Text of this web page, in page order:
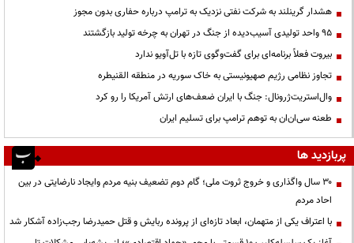
هشدار گرینلند به شرکت نفتی نزدیک به ترامپ درباره حفاری بدون مجوز
95 واحد تولیدی آسیب‌دیده از جنگ در تهران به چرخه تولید بازگشتند
بیروت فعلاً برنامه‌ای برای گفت‌وگوی تازه با تل‌آویو ندارد
تجاوز نظامی رژیم صهیونیستی به خاک سوریه در منطقه القنیطره
وال‌استریت‌ژرونال: جنگ با ایران ضعف‌های ارتش آمریکا را رو کرد
طعنه سی‌ان‌ان به توهم ترامپ برای تسلیم ایران
پربازدید ها
۳۰ سال واگذاری و خروج ثروت ملی؛ گام دوم تضعیف بنیه مردم وایجاد نارضایتی در بین
احاد مردم
با اعتراف یکی از متهمان، ابعاد تازه‌ای از پرونده ربایش و قتل حمیدرضا رجب‌زاده آشکار شد